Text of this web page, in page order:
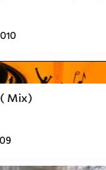
( Mix)